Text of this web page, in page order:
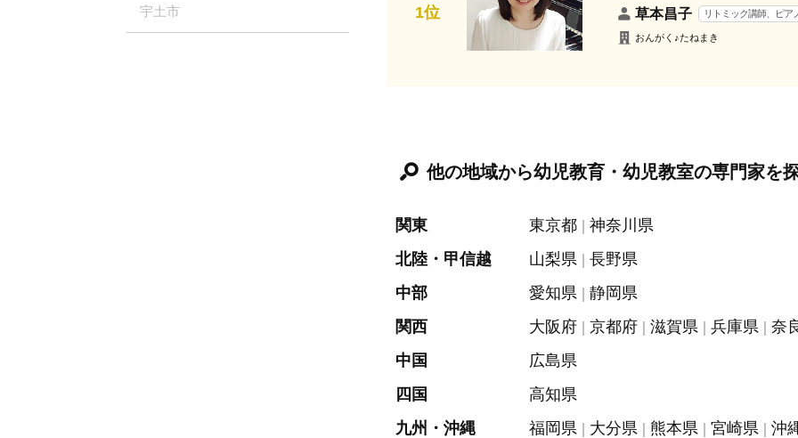
1位 草本昌子 リトミック講師、ピア
おんがく♪たねまき
他の地域から幼児教育・幼児教室の専門家を
関東 東京都
神奈川県
北陸・甲信越
山梨県
長野県
中部
愛知県
静岡県
関西
大阪府 京都府 滋賀県 兵庫県
奈
中国
広島県
四国
高知県
九州・沖縄
福岡県 大分県 熊本県 宮崎県 沖
宇土市